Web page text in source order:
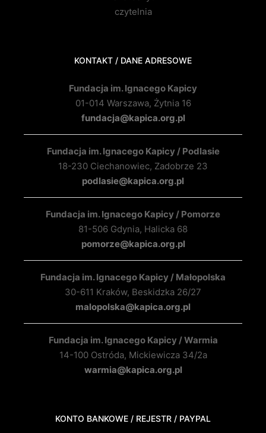
czytelnia
KONTAKT / DANE ADRESOWE
Fundacja im. Ignacego Kapicy
01-014 Warszawa, Żytnia 16
fundacja@kapica.org.pl
Fundacja im. Ignacego Kapicy / Podlasie
18-230 Ciechanowiec, Zadobrze 23
podlasie@kapica.org.pl
Fundacja im. Ignacego Kapicy / Pomorze
81-506 Gdynia, Halicka 68
pomorze@kapica.org.pl
Fundacja im. Ignacego Kapicy / Małopolska
30-611 Kraków, Beskidzka 26/27
malopolska@kapica.org.pl
Fundacja im. Ignacego Kapicy / Warmia
14-100 Ostróda, Mickiewicza 34/2a
warmia@kapica.org.pl
KONTO BANKOWE / REJESTR / PAYPAL